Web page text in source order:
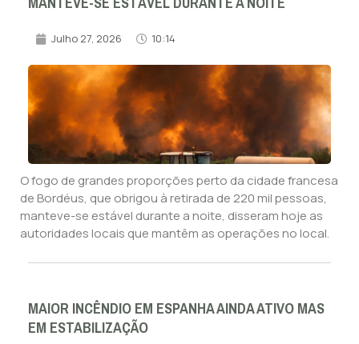
Julho 27, 2026 10:14
O fogo de grandes proporções perto da cidade francesa
de Bordéus, que obrigou à retirada de 220 mil pessoas,
manteve-se estável durante a noite, disseram hoje as
autoridades locais que mantêm as operações no local.
MAIOR INCÊNDIO EM ESPANHA AINDA ATIVO MAS
EM ESTABILIZAÇÃO